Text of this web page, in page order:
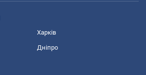
Харків
Дніпро